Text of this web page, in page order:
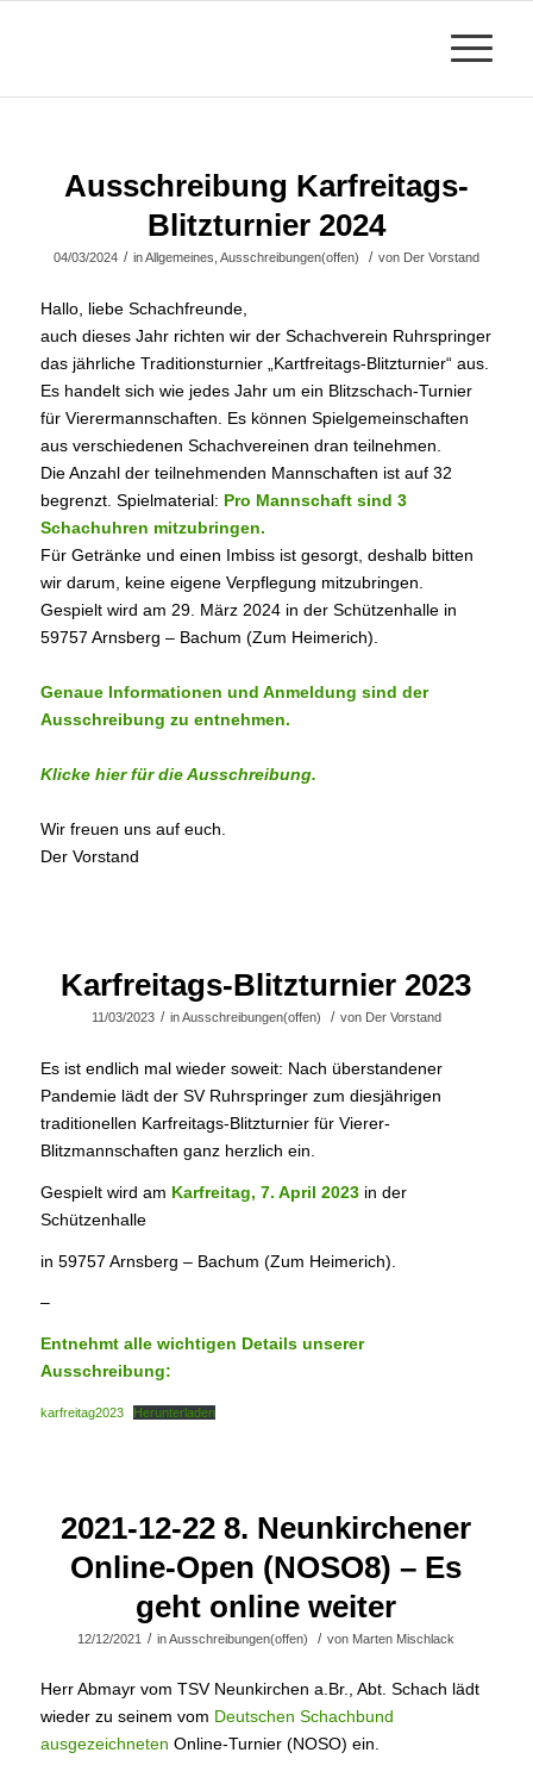
Ausschreibung Karfreitags-
Blitzturnier 2024
04/03/2024 / inAllgemeines Ausschreibungen(offen) / von Der Vorstand
Hallo, liebe Schachfreunde,
auch dieses Jahr richten wir der Schachverein Ruhrspringer
das jährliche Traditionsturnier „Kartfreitags-Blitzturnier“ aus.
Es handelt sich wie jedes Jahr um ein Blitzschach-Turnier
für Vierermannschaften. Es können Spielgemeinschaften
aus verschiedenen Schachvereinen dran teilnehmen.
Die Anzahl der teilnehmenden Mannschaften ist auf 32
begrenzt. Spielmaterial: Pro Mannschaft sind 3
Schachuhren mitzubringen.
Für Getränke und einen Imbiss ist gesorgt, deshalb bitten
wir darum, keine eigene Verpflegung mitzubringen.
Gespielt wird am 29. März 2024 in der Schützenhalle in
59757 Arnsberg – Bachum (Zum Heimerich).
Genaue Informationen und Anmeldung sind der
Ausschreibung zu entnehmen.
Klicke hier für die Ausschreibung.
Wir freuen uns auf euch.
Der Vorstand
Karfreitags-Blitzturnier 2023
11/03/2023 / inAusschreibungen(offen) / von Der Vorstand
Es ist endlich mal wieder soweit: Nach überstandener
Pandemie lädt der SV Ruhrspringer zum diesjährigen
traditionellen Karfreitags-Blitzturnier für Vierer-
Blitzmannschaften ganz herzlich ein.
Gespielt wird am Karfreitag, 7. April 2023 in der
Schützenhalle
in 59757 Arnsberg – Bachum (Zum Heimerich).
–
Entnehmt alle wichtigen Details unserer
Ausschreibung:
karfreitag2023 Herunterladen
2021-12-22 8. Neunkirchener
Online-Open (NOSO8) – Es
geht online weiter
12/12/2021 / inAusschreibungen(offen) / von Marten Mischlack
Herr Abmayr vom TSV Neunkirchen a.Br., Abt. Schach lädt
wieder zu seinem vom Deutschen Schachbund
ausgezeichneten Online-Turnier (NOSO) ein.